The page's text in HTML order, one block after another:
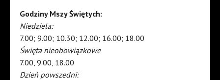
Godziny Mszy Świętych:
Niedziela:
7.00; 9.00; 10.30; 12.00; 16.00; 18.00
Święta nieobowiązkowe
7.00, 9.00, 18.00
Dzień powszedni: